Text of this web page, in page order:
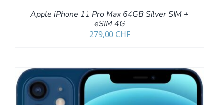
Apple iPhone 11 Pro Max 64GB Silver SIM +
eSIM 4G
279,00 CHF